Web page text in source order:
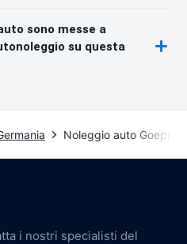
sono messe a
su questa
Noleggio auto
i nostri specialisti del